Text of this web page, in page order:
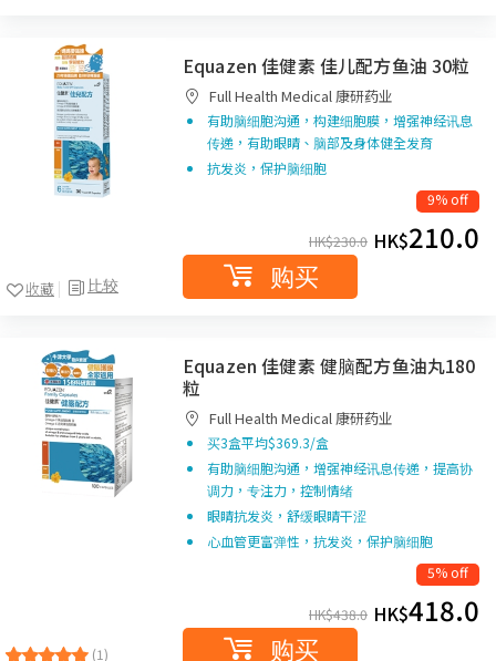
比较
收藏
Equazen 佳健素 佳儿配方鱼油 30粒
Full Health Medical 康研药业
有助脑细胞沟通，构建细胞膜，增强神经讯息
传递，有助眼睛、脑部及身体健全发育
抗发炎，保护脑细胞
9% off
HK$230.0 HK$210.0
购买
(1)
Equazen 佳健素 健脑配方鱼油丸180
粒
Full Health Medical 康研药业
买3盒平均$369.3/盒
有助脑细胞沟通，增强神经讯息传递，提高协
调力，专注力，控制情绪
眼睛抗发炎，舒缓眼睛干涩
心血管更富弹性，抗发炎，保护脑细胞
5% off
HK$438.0 HK$418.0
购买